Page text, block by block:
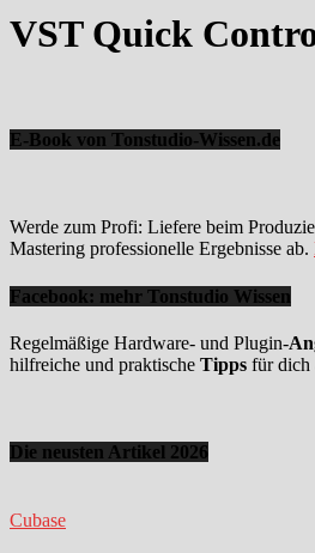
VST Quick
E-Book von Tonstudio-Wissen.de
Werde zum Profi: Liefere beim
Mastering professionelle Ergebnisse ab.
Facebook: mehr Tonstudio Wissen
Regelmäßige Hardware- und Plugin-
hilfreiche und praktische Tipps für dich
Die neusten Artikel 2026
Cubase